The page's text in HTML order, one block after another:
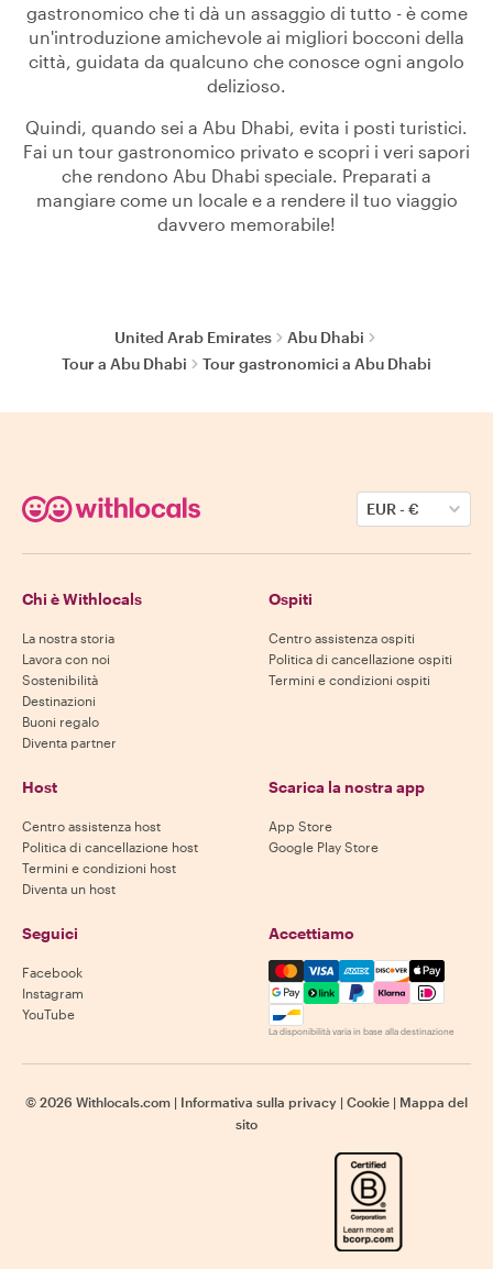
gastronomico che ti dà un assaggio di tutto - è come
un'introduzione amichevole ai migliori bocconi della
città, guidata da qualcuno che conosce ogni angolo
delizioso.
Quindi, quando sei a Abu Dhabi, evita i posti turistici.
Fai un tour gastronomico privato e scopri i veri sapori
che rendono Abu Dhabi speciale. Preparati a
mangiare come un locale e a rendere il tuo viaggio
davvero memorabile!
United Arab Emirates
Abu Dhabi
Tour a Abu Dhabi
Tour gastronomici a Abu Dhabi
EUR-€
Chi è Withlocals
La nostra storia
Lavora con noi
Sostenibilità
Destinazioni
Buoni regalo
Diventa partner
Ospiti
Centro assistenza ospiti
Politica di cancellazione ospiti
Termini e condizioni ospiti
Host
Centro assistenza host
Politica di cancellazione host
Termini e condizioni host
Diventa un host
Scarica la nostra app
App Store
Google Play Store
Seguici
Facebook
Instagram
YouTube
Accettiamo
Mastercard, Visa, Amex,
La disponibilità varia in base alla destinazione
© 2026 Withlocals.com | Informativa sulla privacy | Cookie | Mappa del
sito